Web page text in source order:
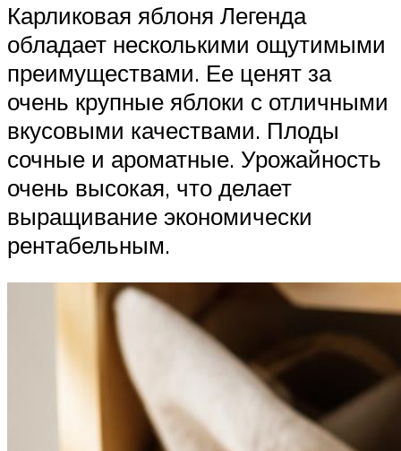
Карликовая яблоня Легенда
обладает несколькими ощутимыми
преимуществами. Ее ценят за
очень крупные яблоки с отличными
вкусовыми качествами. Плоды
сочные и ароматные. Урожайность
очень высокая, что делает
выращивание экономически
рентабельным.